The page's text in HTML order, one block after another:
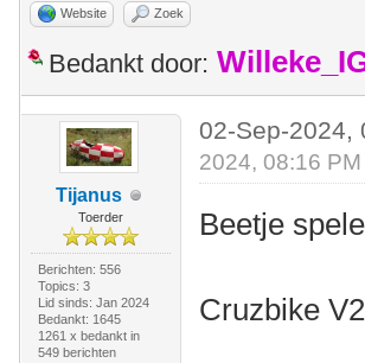
Website Zoek
Bedankt door:
Tijanus
Toerder
Berichten: 556
Topics: 3
Lid sinds: Jan 2024
Bedankt: 1645
1261 x bedankt in
549 berichten
02-Sep-2024,
2024, 08:16
Beetje
Cruzbike